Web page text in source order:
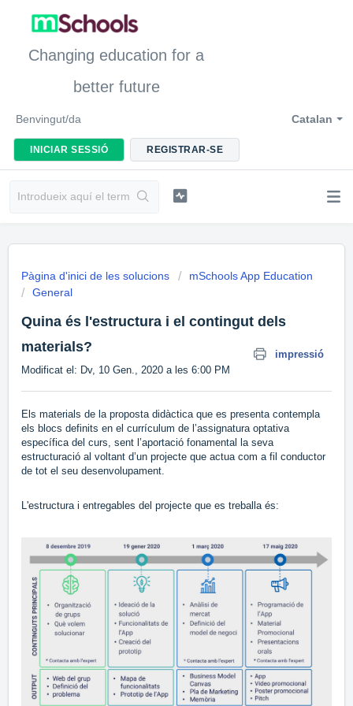
Changing education for a
better future
Catalan
Benvingut/da
INICIAR SESSIÓ REGISTRAR-SE
Pàgina d'inici de les solucions
mSchools App Education
General
Quina és l'estructura i el contingut dels
materials?
impressió
Modificat el: Dv, 10 Gen., 2020 a les 6:00 PM
Els materials de la proposta didàctica que es presenta contempla
els blocs definits en el currículum de l’assignatura optativa
específica del curs, sent l’aportació fonamental la seva
estructuració al voltant d’un projecte que actua com a fil conductor
de tot el seu desenvolupament.
L'estructura i entregables del projecte que es treballa és: